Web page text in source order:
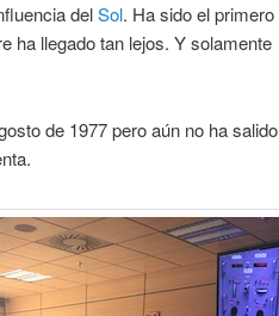
delSol. Ha sido el primero
ha llegado tan lejos. Y solamente
de 1977 pero aún no ha salido